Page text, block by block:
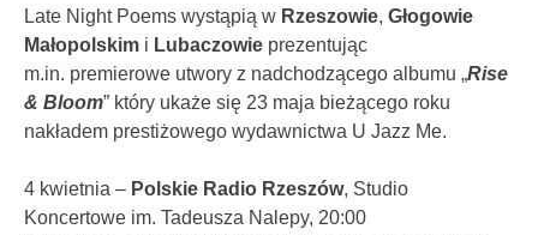
Late Night Poems wystąpią w Rzeszowie, Głogowie
Małopolskim i Lubaczowie prezentując
m.in. premierowe utwory z nadchodzącego albumu „Rise
& Bloom” który ukaże się 23 maja bieżącego roku
nakładem prestiżowego wydawnictwa U Jazz Me.
4 kwietnia – Polskie Radio Rzeszów, Studio
Koncertowe im. Tadeusza Nalepy, 20:00